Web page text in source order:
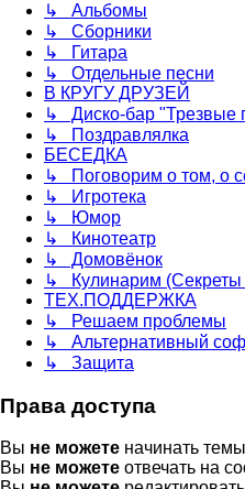
↳ Альбомы
↳ Сборники
↳ Гитара
↳ Отдельные песни
В КРУГУ ДРУЗЕЙ
↳ Диско-бар "Трезвые
↳ Поздравлялка
БЕСЕДКА
↳ Поговорим о том, о
↳ Игротека
↳ Юмор
↳ Кинотеатр
↳ Домовёнок
↳ Кулинарим (Секреты
ТЕХ.ПОДДЕРЖКА
↳ Решаем проблемы
↳ Альтернативный
↳ Защита
Права доступа
Вы не можете начинать темы
Вы не можете отвечать на